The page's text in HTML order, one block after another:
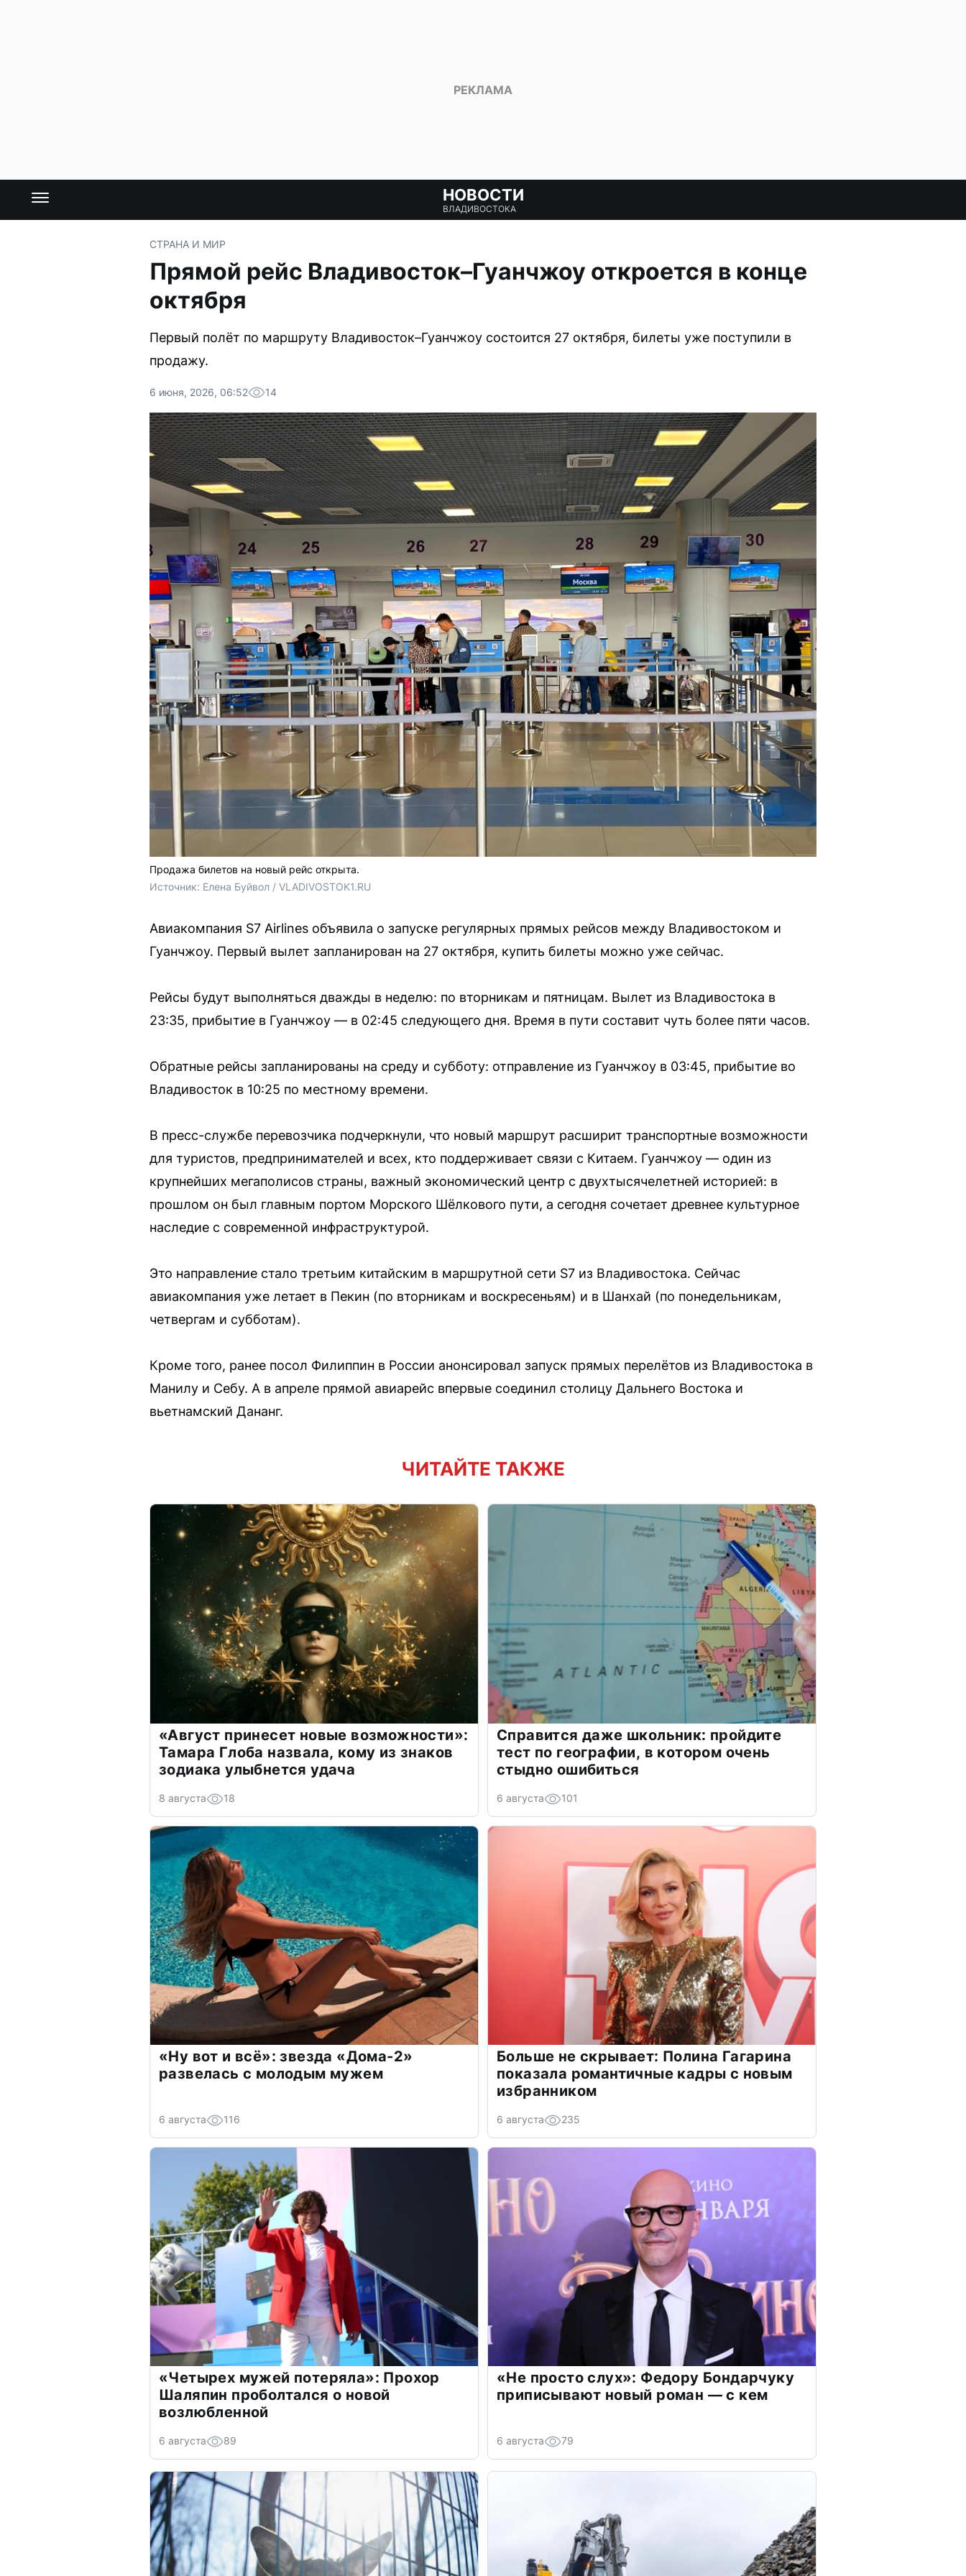
НОВОСТИ
ВЛАДИВОСТОКА
СТРАНА И МИР
Прямой рейс Владивосток–Гуанчжоу откроется в конце
октября
Первый полёт по маршруту Владивосток–Гуанчжоу состоится 27 октября, билеты уже поступили в
продажу.
6 июня, 2026, 06:52 14
Продажа билетов на новый рейс открыта.
Источник: Елена Буйвол / VLADIVOSTOK1.RU
Авиакомпания S7 Airlines объявила о запуске регулярных прямых рейсов между Владивостоком и
Гуанчжоу. Первый вылет запланирован на 27 октября, купить билеты можно уже сейчас.
Рейсы будут выполняться дважды в неделю: по вторникам и пятницам. Вылет из Владивостока в
23:35, прибытие в Гуанчжоу — в 02:45 следующего дня. Время в пути составит чуть более пяти часов.
Обратные рейсы запланированы на среду и субботу: отправление из Гуанчжоу в 03:45, прибытие во
Владивосток в 10:25 по местному времени.
В пресс-службе перевозчика подчеркнули, что новый маршрут расширит транспортные возможности
для туристов, предпринимателей и всех, кто поддерживает связи с Китаем. Гуанчжоу — один из
крупнейших мегаполисов страны, важный экономический центр с двухтысячелетней историей: в
прошлом он был главным портом Морского Шёлкового пути, а сегодня сочетает древнее культурное
наследие с современной инфраструктурой.
Это направление стало третьим китайским в маршрутной сети S7 из Владивостока. Сейчас
авиакомпания уже летает в Пекин (по вторникам и воскресеньям) и в Шанхай (по понедельникам,
четвергам и субботам).
Кроме того, ранее посол Филиппин в России анонсировал запуск прямых перелётов из Владивостока в
Манилу и Себу. А в апреле прямой авиарейс впервые соединил столицу Дальнего Востока и
вьетнамский Дананг.
ЧИТАЙТЕ ТАКЖЕ
«Август принесет новые возможности»:
Тамара Глоба назвала, кому из знаков
зодиака улыбнется удача
8 августа 18
Справится даже школьник: пройдите
тест по географии, в котором очень
стыдно ошибиться
6 августа 101
«Ну вот и всё»: звезда «Дома-2»
развелась с молодым мужем
6 августа 116
Больше не скрывает: Полина Гагарина
показала романтичные кадры с новым
избранником
6 августа 235
«Четырех мужей потеряла»: Прохор
Шаляпин проболтался о новой
возлюбленной
6 августа 89
«Не просто слух»: Федору Бондарчуку
приписывают новый роман — с кем
6 августа 79